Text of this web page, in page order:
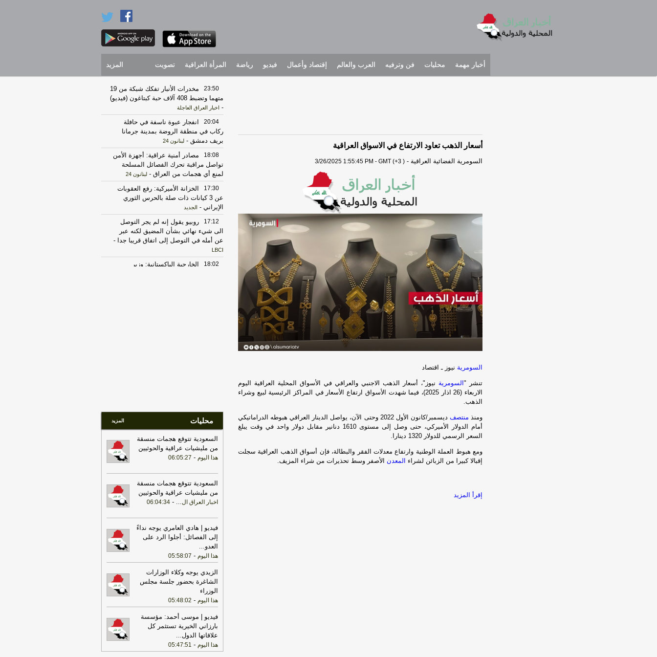
أخبار مهمة محليات فن وترفيه العرب والعالم إقتصاد وأعمال فيديو رياضة المرأة العراقية تصويت المزيد
أسعار الذهب تعاود الارتفاع في الاسواق العراقية
السومرية الفضائية العراقية -
3/26/2025 1:55:45 PM - GMT (+3 )
السومرية نيوز ـ اقتصاد
تنشر "السومرية نيوز"، أسعار الذهب الاجنبي والعراقي في الأسواق المحلية العراقية اليوم
الاربعاء (26 اذار 2025)، فيما شهدت الأسواق ارتفاع الأسعار في المراكز الرئيسية لبيع وشراء
الذهب.
ومنذ منتصف
ديسمبر/كانون الأول 2022 وحتى الآن، يواصل الدينار العراقي هبوطه الدراماتيكي
أمام الدولار الأميركي، حتى وصل إلى مستوى 1610 دنانير مقابل دولار واحد في وقت يبلغ
السعر الرسمي للدولار 1320 دينارا.
ومع هبوط العملة الوطنية وارتفاع معدلات الفقر والبطالة، فإن أسواق الذهب العراقية سجلت
إقبالا كبيرا من الزبائن لشراء المعدن الأصفر وسط تحذيرات من شراء المزيف.
إقرأ المزيد
23:50
مخدرات الأنبار تفكك شبكة من 19
متهما وتضبط 408 آلاف حبة كبتاغون (فيديو)
- اخبار العراق العاجلة
20:04
انفجار عبوة ناسفة في حافلة
ركاب في منطقة الروضة بمدينة جرمانا
بريف دمشق - لبنانون 24
18:08
مصادر أمنية عراقية: أجهزة الأمن
تواصل مراقبة تحرك الفصائل المسلحة
لمنع أي هجمات من العراق - لبنانون 24
17:30
الخزانة الأميركية: رفع العقوبات
عن 3 كيانات ذات صلة بالحرس الثوري
الإيراني - الجديد
17:12
روبيو يقول إنه لم يجر التوصل
الى شيء نهائي بشأن المضيق لكنه عبر
عن أمله في التوصل إلى اتفاق قريبا جدا -
LBCI
18:02
الخارجية الباكستانية: وزير
السفر إلى المنطقة
22:43
الحكومة العراقية تعلن حالة الإنذار
الأمني في جميع القواعد والمعسكرات-هذا
اليوم
مستمرة ولن يكون أمامها سوى التراجع-
لبنانون 24
22:25
بعد توقف 5 أشهر.. الخطوط
الجوية تستأنف رحلاتها إلى موسكو
-هذا
17:31
أمين الجامعة العربية: نحذر من
إقدام بعض الأطراف من محاولات جبانة
لتوسيع رقعة الصراع
17:46
وزير الخزانة الأميركي: لن نسمح
لإيران اتخاذ التجارة العالمية رهينة أو
استخدام الشحن الدولي لتمويل الحرس
الثوري -
17:40
الخزانة الأميركية: عقوبات جديدة
كيانات - لبنانون 24
17:39
مكتب رئيس الوزراء العراقي:
العراق يحث كل الأطراف على تجنب
محليات المزيد
السعودية تتوقع هجمات منسقة
من مليشيات عراقية والحوثيين
هذا اليوم -
06:05:27
السعودية تتوقع هجمات منسقة
من مليشيات عراقية والحوثيين
اخبار العراق ال...
-
06:04:34
فيديو | هادي العامري يوجه نداءً
إلى الفصائل: أجلوا الرد على
العدو...
هذا اليوم -
05:58:07
الزيدي يوجه وكلاء الوزارات
الشاغرة بحضور جلسة مجلس
الوزراء
هذا اليوم -
05:48:02
فيديو | موسى أحمد: مؤسسة
بارزاني الخيرية تستثمر كل
علاقاتها الدول...
هذا اليوم -
05:47:51